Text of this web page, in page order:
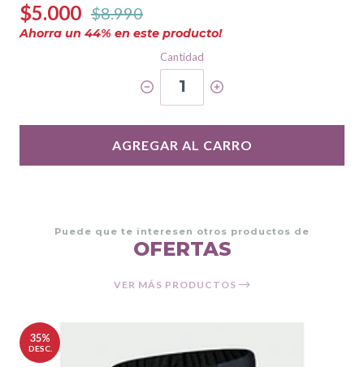
$5.000 $8.990
Ahorra un 44% en este producto!
Cantidad
1
AGREGAR AL CARRO
Puede que te interesen otros productos de
OFERTAS
VER MÁS PRODUCTOS
35%
DESC.